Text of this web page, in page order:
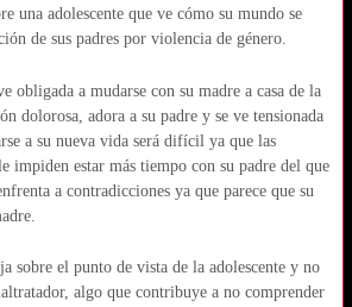
una adolescente que ve cómo su mundo se
de sus padres por violencia de género.
obligada a mudarse con su madre a casa de la
dolorosa, adora a su padre y se ve tensionada
a su nueva vida será difícil ya que las
impiden estar más tiempo con su padre del que
a contradicciones ya que parece que su
sobre el punto de vista de la adolescente y no
algo que contribuye a no comprender